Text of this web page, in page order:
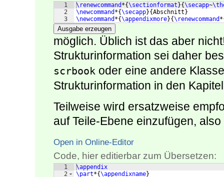
1
2
3
\renewcommand *{\sectionformat }{\secapp~
\newcommand *{\secapp}{Abschnitt }
\newcommand *{\appendixmore}{\renewcommand *
Ausgabe erzeugen
möglich. Üblich ist das aber
Strukturinformation sei daher
scrbook oder eine andere
Strukturinformation in den
Teilweise wird ersatzweise
auf Teile-Ebene einzufügen, also
Open in Online-Editor
Code, hier editierbar zum Übersetzen:
1
2
\appendix
\part*{\appendixname}